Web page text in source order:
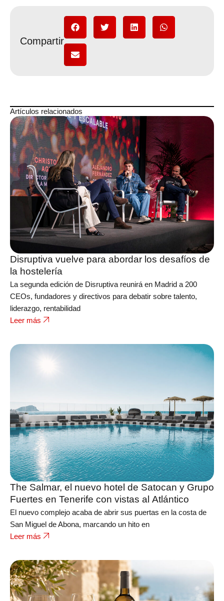
Compartir
Artículos relacionados
Disruptiva vuelve para abordar los desafíos de
la hostelería
La segunda edición de Disruptiva reunirá en Madrid a 200
CEOs, fundadores y directivos para debatir sobre talento,
liderazgo, rentabilidad
Leer más
The Salmar, el nuevo hotel de Satocan y Grupo
Fuertes en Tenerife con vistas al Atlántico
El nuevo complejo acaba de abrir sus puertas en la costa de
San Miguel de Abona, marcando un hito en
Leer más